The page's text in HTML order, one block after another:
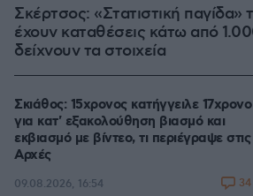
Σκέρτσος: «Στατιστική παγίδα»
έχουν καταθέσεις κάτω από
δείχνουν τα στοιχεία
Σκιάθος: 15χρονος κατήγγειλε 17χρονο
για κατ' εξακολούθηση βιασμό και
εκβιασμό με βίντεο, τι περιέγραψε στις
Αρχές
09.08.2026, 16:54 34